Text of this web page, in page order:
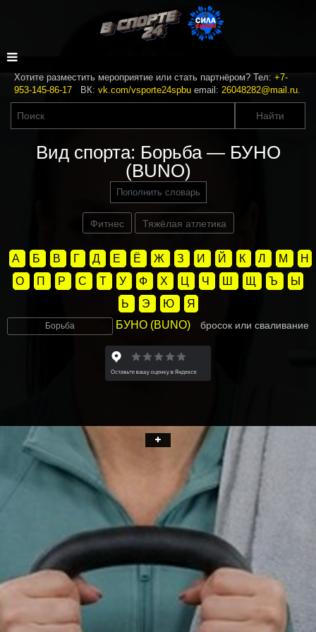
Хотите разместить мероприятие или стать партнёром? Тел: +7-
953-145-86-17 ВК: vk.com/vsporte24spbu email: 26048282@mail.ru.
Вид спорта: Борьба — БУНО
(BUNO)
Пополнить словарь
Фитнес Тяжёлая атлетика
А Б В Г Д Е Ё Ж З И Й К Л М
Н
О
П Р С Т У Ф Х Ц Ч Ш Щ Ъ
Ы
Ь
Э Ю Я
Борьба БУНО (BUNO) бросок или сваливание